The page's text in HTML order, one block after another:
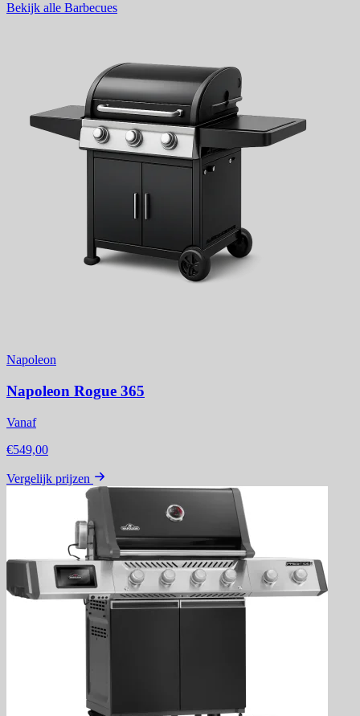
Bekijk alle Barbecues
Napoleon
Napoleon Rogue 365
Vanaf
€549,00
Vergelijk prijzen